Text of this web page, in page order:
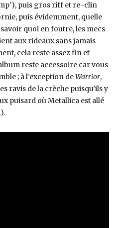
puis gros riff et re-clin
puis évidemment, quelle
quoi en foutre, les mecs
aux rideaux sans jamais
cela reste assez fin et
reste accessoire car vous
; à l’exception deWarrior,
ravis de la crèche puisqu’ils y
puisard où Metallica est allé